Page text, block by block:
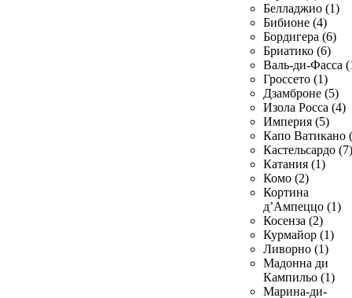
Белладжио (1)
Бибионе (4)
Бордигера (6)
Бриатико (6)
Валь-ди-Фасса
Гроссето (1)
Дзамброне (5)
Изола Росса (4)
Империя (5)
Капо Ватикано
Кастельсардо (7)
Катания (1)
Комо (2)
Кортина
д’Ампеццо (1)
Косенза (2)
Курмайор (1)
Ливорно (1)
Мадонна ди
Кампильо (1)
Марина-ди-